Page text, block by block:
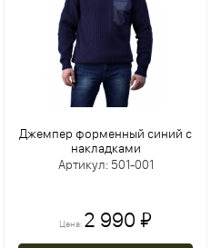
Джемпер форменный синий с
накладками
Артикул: 501-001
Цена: 2 990 ₽